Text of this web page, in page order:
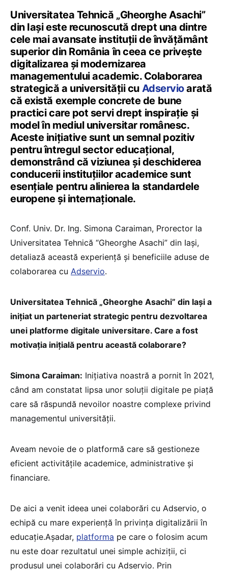
Universitatea Tehnică „Gheorghe Asachi”
din Iași este recunoscută drept una dintre
cele mai avansate instituții de învățământ
superior din România în ceea ce privește
digitalizarea și modernizarea
managementului academic. Colaborarea
strategică a universității cu Adservioarată
că există exemple concrete de bune
practici care pot servi drept inspirație și
model în mediul universitar românesc.
Aceste inițiative sunt un semnal pozitiv
pentru întregul sector educațional,
demonstrând că viziunea și deschiderea
conducerii instituțiilor academice sunt
esențiale pentru alinierea la standardele
europene și internaționale.
Conf. Univ. Dr. Ing. Simona Caraiman, Prorector la
Universitatea Tehnică “Gheorghe Asachi” din Iași,
detaliază această experiență și beneficiile aduse de
colaborarea cu Adservio.
Universitatea Tehnică „Gheorghe Asachi” din Iași a
inițiat un parteneriat strategic pentru dezvoltarea
unei platforme digitale universitare. Care a fost
motivația inițială pentru această colaborare?
Simona Caraiman: Inițiativa noastră a pornit în 2021,
când am constatat lipsa unor soluții digitale pe piață
care să răspundă nevoilor noastre complexe privind
managementul universității.
Aveam nevoie de o platformă care să gestioneze
eficient activitățile academice, administrative și
financiare.
De aici a venit ideea unei colaborări cu Adservio, o
echipă cu mare experiență în privința digitalizării în
educație.Așadar, platforma pe care o folosim acum
nu este doar rezultatul unei simple achiziții, ci
produsul unei colaborări cu Adservio. Prin